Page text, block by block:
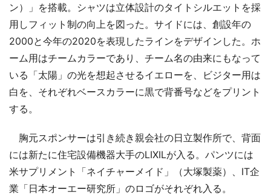
ン）」を搭載。シャツは立体設計のタイトシルエットを採
用しフィット制の向上を図った。サイドには、創設年の
2000と今年の2020を表現したラインをデザインした。ホ
ーム用はチームカラーであり、チーム名の由来にもなって
いる「太陽」の光を想起させるイエローを、ビジター用は
白を、それぞれベースカラーに黒で背番号などをプリント
する。
胸元スポンサーは引き続き親会社の日立製作所で、背面
には新たに住宅設備機器大手のLIXILが入る。パンツには
米サプリメント「ネイチャーメイド」（大塚製薬）、IT企
業「日本オーエー研究所」のロゴがそれぞれ入る。